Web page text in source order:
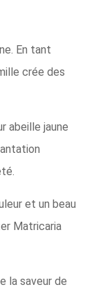
En tant
crée des
abeille jaune
et un beau
Matricaria
la saveur de